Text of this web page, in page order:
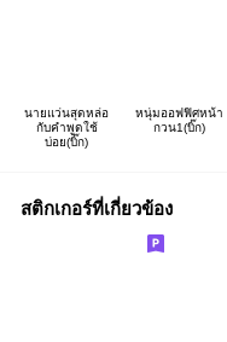
นายแว่นสุดหล่อ
กับคำพูดใช้
บ่อย(บิ๊ก)
หนุ่มออฟฟิศหน้า
กวน1(บิ๊ก)
สติกเกอร์ที่เกี่ยวข้อง